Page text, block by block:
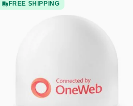
FREE SHIPPING